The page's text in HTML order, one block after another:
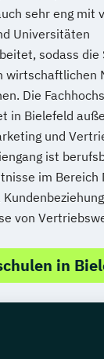
sehr eng mit
Universitäten
sodass die
wirtschaftlichen
Die
in Bielefeld
und
ist
im Bereich
von
in